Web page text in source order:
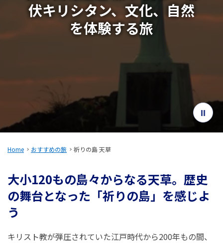
行き先
閉じる
伏キリシタン、文化、自然
を体験する旅
Home おすすめの旅 祈りの島 天草
大小120もの島々からなる天草。歴史
の舞台となった「祈りの島」を感じよ
う
キリスト教が弾圧されていた江戸時代から200年もの間、